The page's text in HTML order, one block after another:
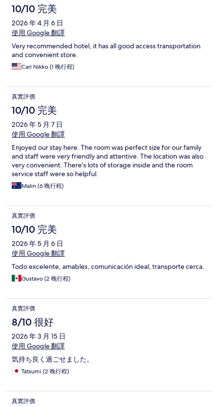
10/10 完美
2026 年 4 月 6 日
使用 Google 翻譯
Very recommended hotel, it has all good access transportation
and convenient store.
Carl Nikko (1 晚行程)
真實評價
10/10 完美
2026 年 5 月 7 日
使用 Google 翻譯
Enjoyed our stay here. The room was perfect size for our family
and staff were very friendly and attentive. The location was also
very convenient. There’s lots of storage inside and the room
service staff were so helpful.
Malin (6 晚行程)
真實評價
10/10 完美
2026 年 5 月 6 日
使用 Google 翻譯
Todo excelente, amables, comunicación ideal, transporte cerca.
Gustavo (2 晚行程)
真實評價
8/10 很好
2026 年 3 月 15 日
使用 Google 翻譯
気持ち良く過ごせました。
Tatsumi (2 晚行程)
真實評價